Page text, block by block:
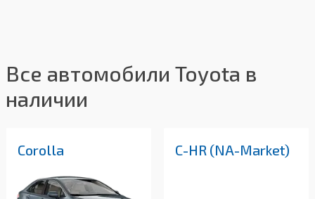
Все автомобили Toyota в
наличии
Corolla C-HR (NA-Market)